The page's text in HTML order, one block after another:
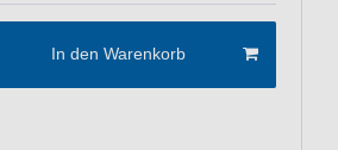
In den Warenkorb